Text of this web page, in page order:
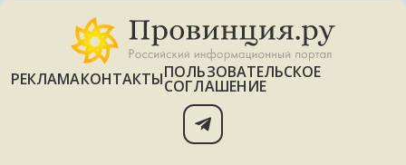
РЕКЛАМАКОНТАКТЫПОЛЬЗОВАТЕЛЬСКОЕ
СОГЛАШЕНИЕ